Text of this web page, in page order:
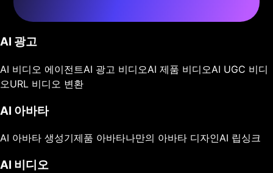
AI 광고
AI 비디오 에이전트AI 광고 비디오AI 제품 비디오AI UGC 비디
오URL 비디오 변환
AI 아바타
AI 아바타 생성기제품 아바타나만의 아바타 디자인AI 립싱크
AI 비디오